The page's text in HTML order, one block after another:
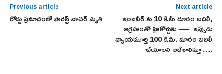
Previous article
రోడ్డు ప్రమాదంలో ఫారెస్ట్ వాచర్ మృతి
Next article
ఇంజనీర్ కు 10 కి.మీ దూరం బదిలీ,
ఆగ్రహంతో హైకోర్టుకు — ఇప్పుడు
న్యాయమూర్తి 100 కి.మీ. దూరం బదిలీ
చేయాలని ఆదేశాలిస్తూ ….